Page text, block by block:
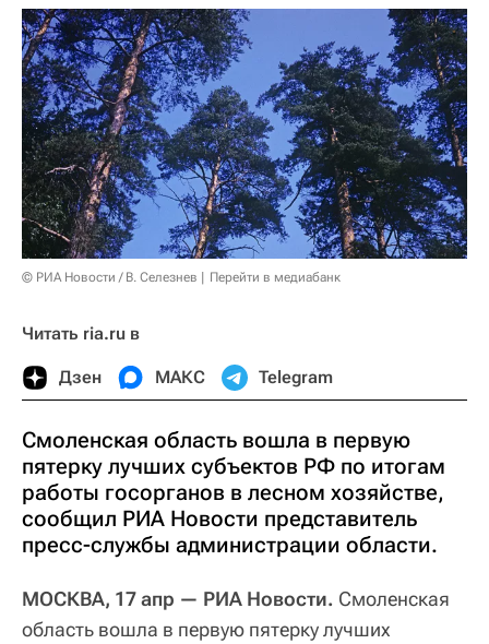
© РИА Новости / В. Селезнев Перейти в медиабанк
Читать ria.ru в
Дзен МАКС Telegram
Смоленская область вошла в первую
пятерку лучших субъектов РФ по итогам
работы госорганов в лесном хозяйстве,
сообщил РИА Новости представитель
пресс-службы администрации области.
МОСКВА, 17 апр — РИА Новости. Смоленская
область вошла в первую пятерку лучших